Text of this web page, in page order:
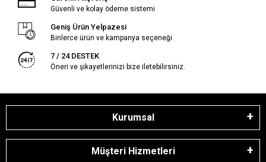
Güvenli ve kolay ödeme sistemi
Geniş Ürün Yelpazesi
Binlerce ürün ve kampanya seçeneği
7 / 24 DESTEK
Öneri ve şikayetlerinizi bize iletebilirsiniz.
Kurumsal
Müşteri Hizmetleri